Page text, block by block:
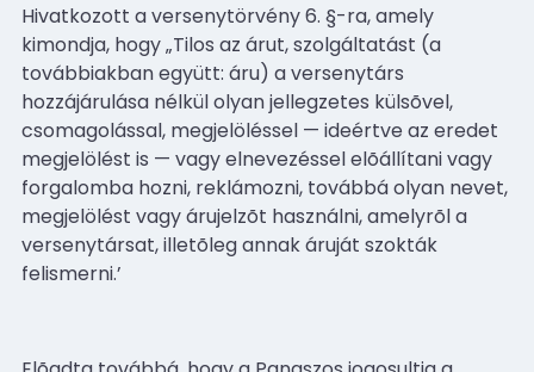
Hivatkozott a versenytörvény 6. §-ra, amely
kimondja, hogy „Tilos az árut, szolgáltatást (a
továbbiakban együtt: áru) a versenytárs
hozzájárulása nélkül olyan jellegzetes külsõvel,
csomagolással, megjelöléssel — ideértve az eredet
megjelölést is — vagy elnevezésselelõállítani vagy
forgalomba hozni, reklámozni, továbbá olyan nevet,
megjelölést vagyárujelzõt használni, amelyrõl a
versenytársat, illetõleg annak áruját szokták
felismerni.’